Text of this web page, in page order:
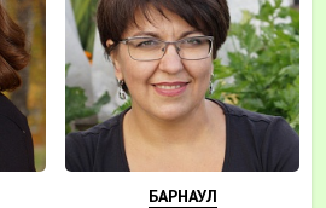
БАРНАУЛ